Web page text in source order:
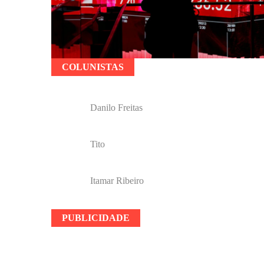
COLUNISTAS
Danilo Freitas
Tito
Itamar Ribeiro
PUBLICIDADE